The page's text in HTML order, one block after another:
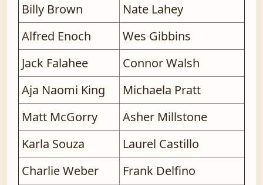
Billy Brown
Nate Lahey
Alfred Enoch
Wes Gibbins
Jack Falahee
Connor Walsh
Aja Naomi King
Michaela Pratt
Matt McGorry
Asher Millstone
Karla Souza
Laurel Castillo
Charlie Weber
Frank Delfino